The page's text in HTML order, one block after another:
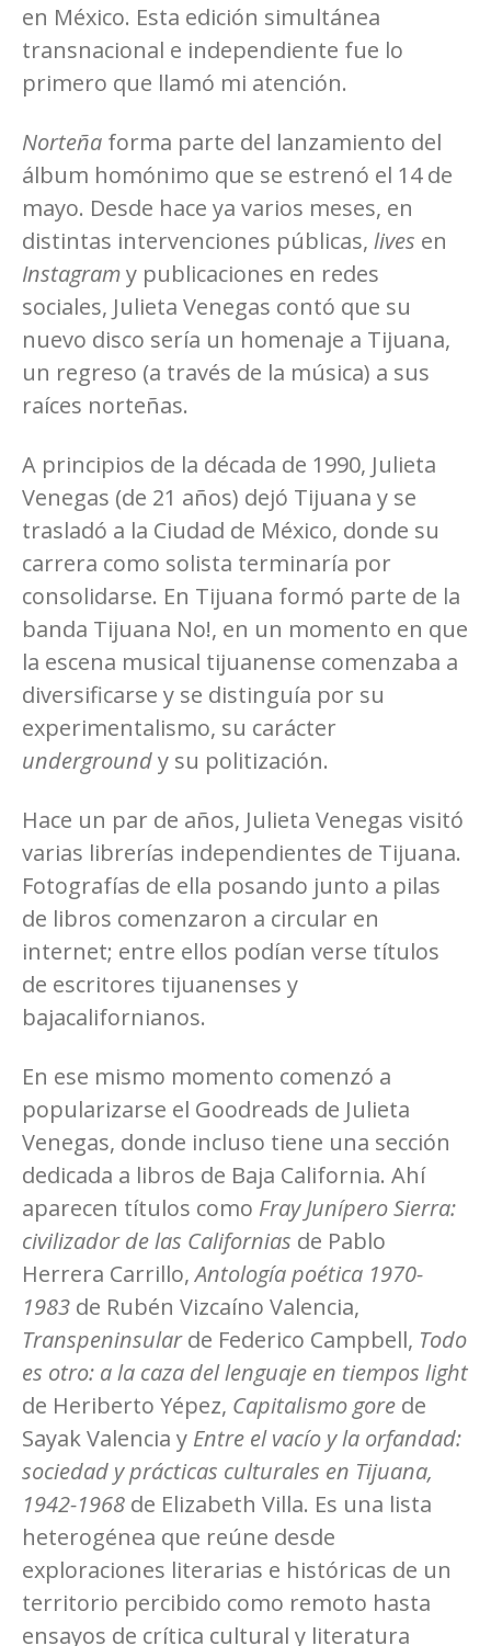
en México. Esta edición simultánea
transnacional e independiente fue lo
primero que llamó mi atención.
Norteña forma parte del lanzamiento del
álbum homónimo que se estrenó el 14 de
mayo. Desde hace ya varios meses, en
distintas intervenciones públicas, lives en
Instagramy publicaciones en redes
sociales, Julieta Venegas contó que su
nuevo disco sería un homenaje a Tijuana,
un regreso (a través de la música) a sus
raíces norteñas.
A principios de la década de 1990, Julieta
Venegas (de 21 años) dejó Tijuana y se
trasladó a la Ciudad de México, donde su
carrera como solista terminaría por
consolidarse. En Tijuana formó parte de la
banda Tijuana No!, en un momento en que
la escena musical tijuanense comenzaba a
diversificarse y se distinguía por su
experimentalismo, su carácter
undergroundy su politización.
Hace un par de años, Julieta Venegas visitó
varias librerías independientes de Tijuana.
Fotografías de ella posando junto a pilas
de libros comenzaron a circular en
internet; entre ellos podían verse títulos
de escritores tijuanenses y
bajacalifornianos.
En ese mismo momento comenzó a
popularizarse el Goodreads de Julieta
Venegas, donde incluso tiene una sección
dedicada a libros de Baja California. Ahí
aparecen títulos como Fray Junípero Sierra:
civilizador de las Californias de Pablo
Herrera Carrillo,Antología poética 1970-
1983 de Rubén Vizcaíno Valencia,
Transpeninsularde Federico Campbell, Todo
es otro: a la caza del lenguaje en tiempos light
de Heriberto Yépez, Capitalismo gore de
Sayak Valencia y Entre el vacío y la orfandad:
sociedad y prácticas culturales en Tijuana,
1942-1968 de Elizabeth Villa. Es una lista
heterogénea que reúne desde
exploraciones literarias e históricas de un
territorio percibido como remoto hasta
ensayos de crítica cultural y literatura